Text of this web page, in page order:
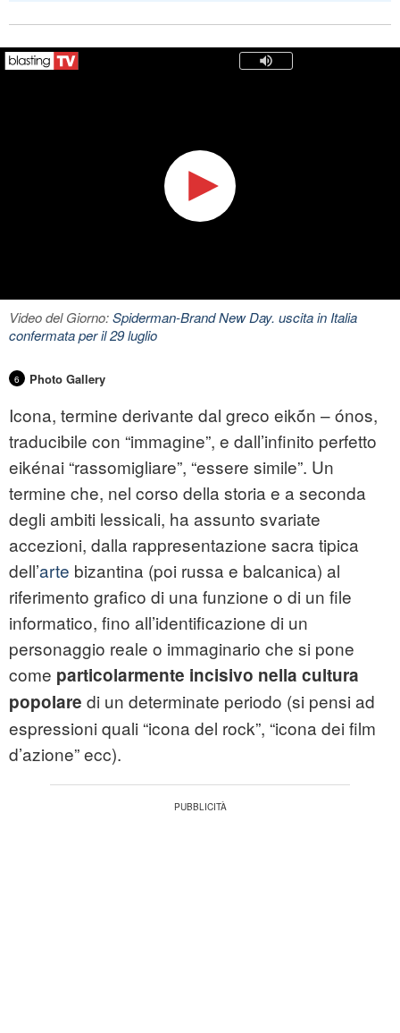
Video del Giorno:Spiderman-Brand New Day. uscita in Italia
confermata per il 29 luglio
6 Photo Gallery
Icona, termine derivante dal greco eikṓn – ónos,
traducibile con “immagine”, e dall’infinito perfetto
eikénai “rassomigliare”, “essere simile”. Un
termine che, nel corso della storia e a seconda
degli ambiti lessicali, ha assunto svariate
accezioni, dalla rappresentazione sacra tipica
dell’arte bizantina (poi russa e balcanica) al
riferimento grafico di una funzione o di un file
informatico, fino all’identificazione di un
personaggio reale o immaginario che si pone
come particolarmente incisivo nella cultura
popolare di un determinate periodo (si pensi ad
espressioni quali “icona del rock”, “icona dei film
d’azione” ecc).